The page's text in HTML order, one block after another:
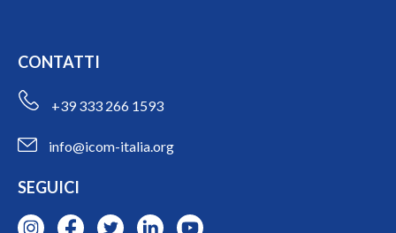
CONTATTI
+39 333 266 1593
info@icom-italia.org
SEGUICI